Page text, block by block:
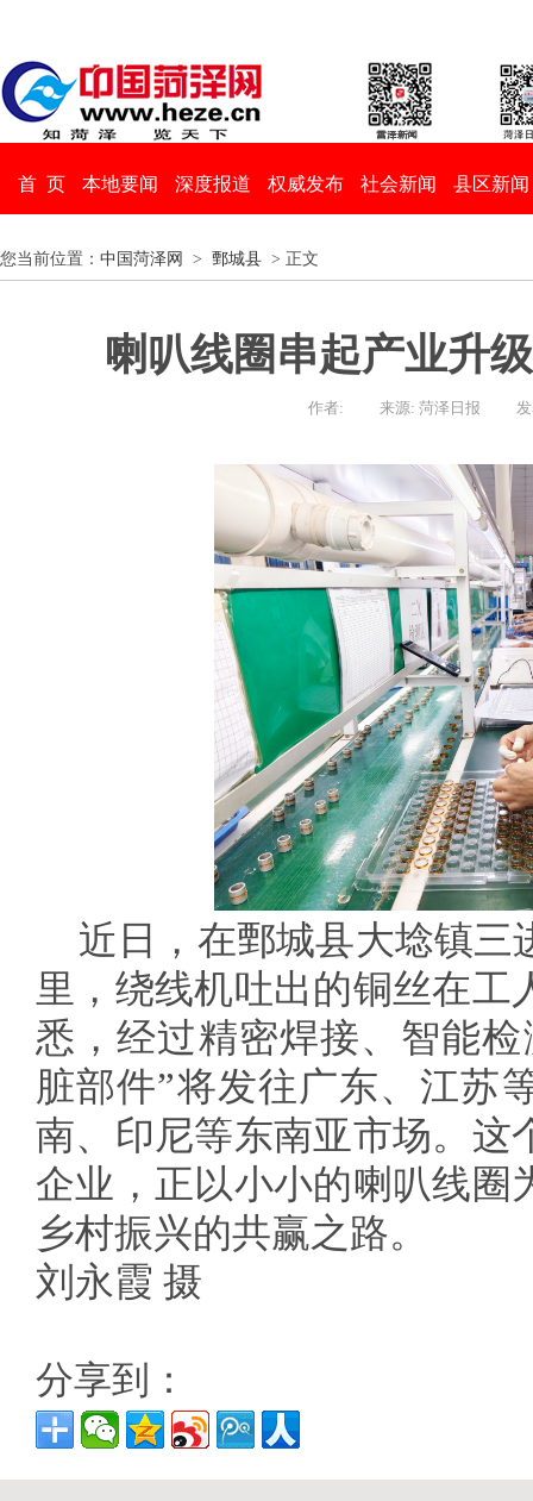
首 页 本地要闻 深度报道 权威发布 社会新闻 县区新闻
您当前位置： 中国菏泽网 > 鄄城县 > 正文
喇叭线圈串起产业升
作者: 来源: 菏泽日报
近日，在鄄城县大埝镇三
里，绕线机吐出的铜丝在工
悉，经过精密焊接、智能
脏部件”将发往广东、江苏
南、印尼等东南亚市场。这
企业，正以小小的喇叭线圈
乡村振兴的共
刘永霞 摄
分享到：